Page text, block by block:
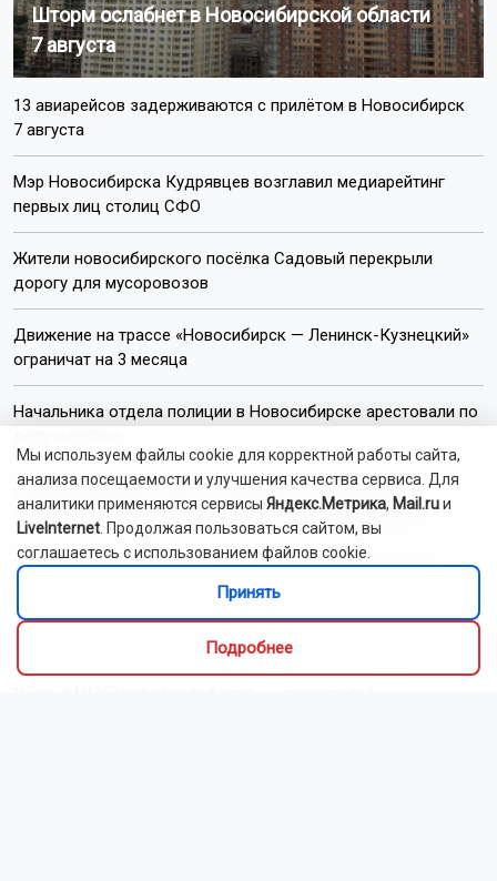
Шторм ослабнет в Новосибирской области
7 августа
13 авиарейсов задерживаются с прилётом в Новосибирск
7 августа
Мэр Новосибирска Кудрявцев возглавил медиарейтинг
первых лиц столиц СФО
Жители новосибирского посёлка Садовый перекрыли
дорогу для мусоровозов
Движение на трассе «Новосибирск — Ленинск-Кузнецкий»
ограничат на 3 месяца
Начальника отдела полиции в Новосибирске арестовали по
Сделайте выбор в пользу здоровья: почему вредные
привычки несовместимы с грудным вскармливанием
Вылет рейса Новосибирск — Сочи задержали более чем
РЖД проложат через Новосибирск «Великий чайный путь»
Мы используем файлы cookie для корректной работы сайта,
анализа посещаемости и улучшения качества сервиса. Для
аналитики применяются сервисы Яндекс.Метрика, Mail.ruи
LiveInternet . Продолжая пользоваться сайтом, вы
соглашаетесь с использованием файлов cookie.
Принять
Подробнее